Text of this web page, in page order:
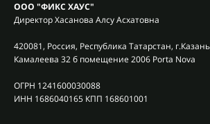
ООО "ФИКС ХАУС"
Директор Хасанова Алсу Асхатовна
420081, Россия, Республика Татарстан,
Камалеева 32 б помещение 2006 Porta Nova
ОГРН 1241600030088
ИНН 1686040165 КПП 168601001